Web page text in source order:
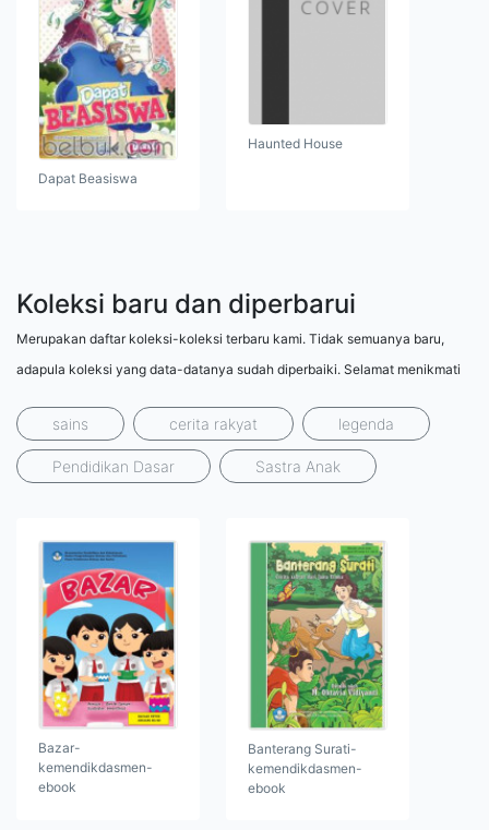
Dapat Beasiswa
Haunted House
Koleksi baru dan diperbarui
Merupakan daftar koleksi-koleksi terbaru kami. Tidak semuanya baru,
adapula koleksi yang data-datanya sudah diperbaiki. Selamat menikmati
sains cerita rakyat legenda
Pendidikan Dasar Sastra Anak
Bazar-
kemendikdasmen-
ebook
Banterang Surati-
kemendikdasmen-
ebook